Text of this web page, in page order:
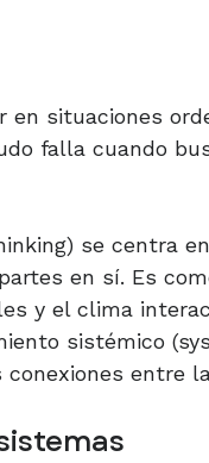
situaciones
falla cuando
se centra
en sí. Es
y el clima
sistémico
entre